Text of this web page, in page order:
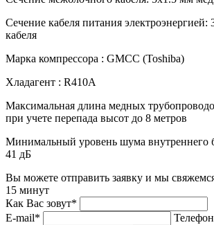
Сечение кабеля питания электроэнергией:
кабеля
Марка компрессора : GMCC (Toshiba)
Хладагент : R410А
Максимальная длина медных
при учете перепада высот до 8 метров
Минимальный уровень шума внутреннего
41 дБ
Вы можете отправить заявку и мы
15 минут
Как Вас зовут*
E-mail*